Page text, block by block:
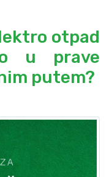
otpad
u prave
putem?